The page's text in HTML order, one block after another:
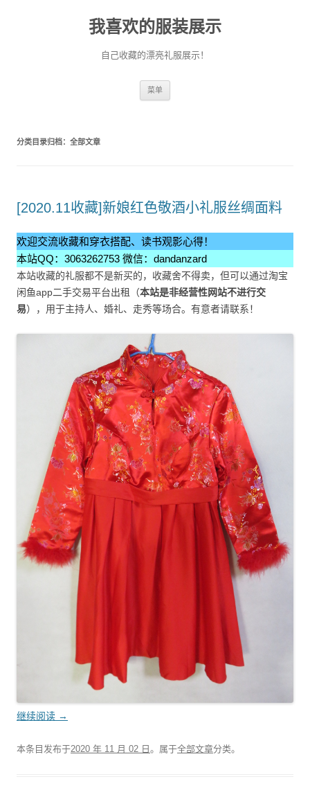
我喜欢的服装展示
自己收藏的漂亮礼服展示！
菜单
分类目录归档： 全部文章
[2020.11收藏]新娘红色敬酒小礼服丝绸面料
欢迎交流收藏和穿衣搭配、读书观影心得！
本站QQ：3063262753 微信：dandanzard
本站收藏的礼服都不是新买的，收藏舍不得卖，但可以通过淘宝
闲鱼app二手交易平台出租（本站是非经营性网站不进行交
易），用于主持人、婚礼、走秀等场合。有意者请联系！
继续阅读 →
本条目发布于2020 年 11 月 02 日 。属于全部文章分类。